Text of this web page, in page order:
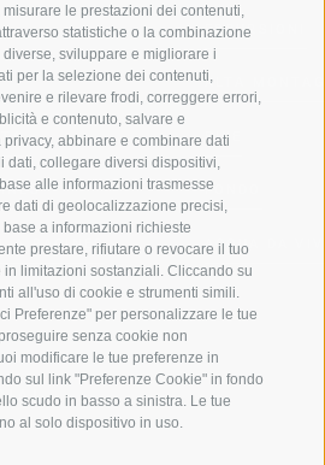
le prestazioni dei contenuti,
statistiche o la combinazione
sviluppare e migliorare i
per la selezione dei contenuti,
e rilevare frodi, correggere errori,
e contenuto, salvare e
abbinare e combinare dati
dati, collegare diversi dispositivi,
alle informazioni trasmesse
dati di geolocalizzazione precisi,
a informazioni richieste
prestare, rifiutare o revocare il tuo
limitazioni sostanziali. Cliccando su
all'uso di cookie e strumenti simili.
Preferenze" per personalizzare le tue
senza cookie non
modificare le tue preferenze in
sul link "Preferenze Cookie" in fondo
scudo in basso a sinistra. Le tue
al solo dispositivo in uso.
A RACINES
ESCURSIONI
ALTA
BIKE
FONDO
ACQUA DA